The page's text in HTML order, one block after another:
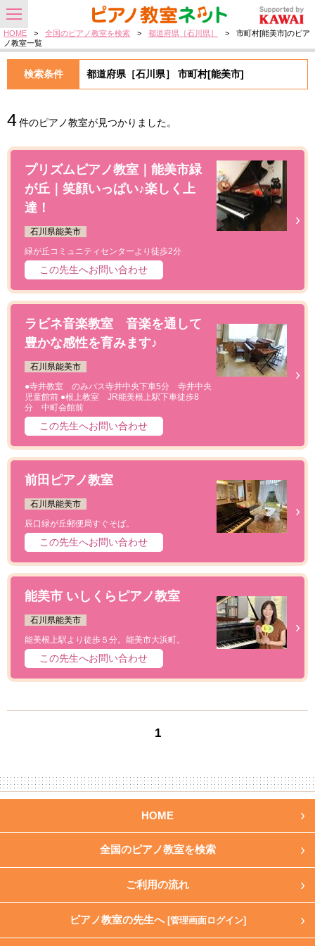
HOME > 全国のピアノ教室を検索 > 都道府県［石川県］ >
市町村[能美市]のピア
ノ教室一覧
検索条件 都道府県［石川県］ 市町村[能美市]
4 件のピアノ教室が見つかりました。
プリズムピアノ教室｜能美市緑
が丘｜笑顔いっぱい♪楽しく上
達！
石川県能美市
緑が丘コミュニティセンターより徒歩2分
この先生へお問い合わせ
ラビネ音楽教室 音楽を通して
豊かな感性を育みます♪
石川県能美市
●寺井教室 のみバス寺井中央下車5分 寺井中央
児童館前 ●根上教室 JR能美根上駅下車徒歩8
分 中町会館前
この先生へお問い合わせ
前田ピアノ教室
石川県能美市
辰口緑が丘郵便局すぐそば。
この先生へお問い合わせ
能美市 いしくらピアノ教室
石川県能美市
能美根上駅より徒歩５分。能美市大浜町。
この先生へお問い合わせ
1
HOME
全国のピアノ教室を検索
ご利用の流れ
ピアノ教室の先生へ [管理画面ログイン]